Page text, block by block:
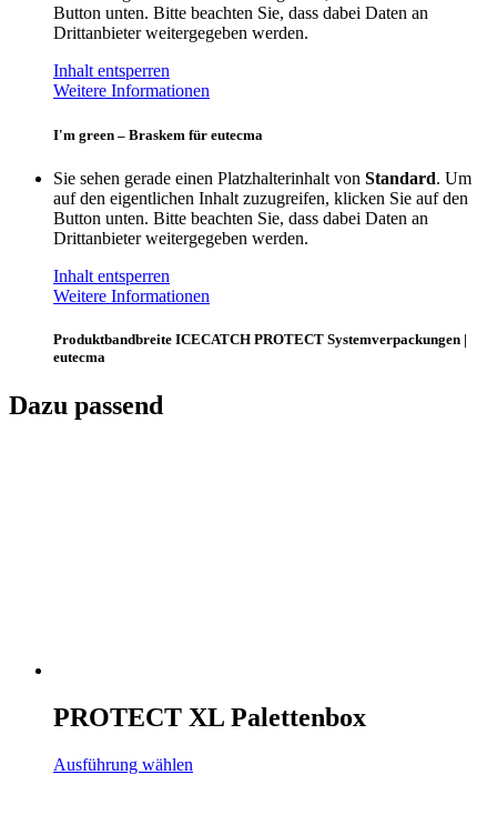
Button unten. Bitte beachten Sie, dass dabei Daten an
Drittanbieter weitergegeben werden.
Inhalt entsperren
Weitere Informationen
I'm green – Braskem für eutecma
Sie sehen gerade einen Platzhalterinhalt von Standard. Um
auf den eigentlichen Inhalt zuzugreifen, klicken Sie auf den
Button unten. Bitte beachten Sie, dass dabei Daten an
Drittanbieter weitergegeben werden.
Inhalt entsperren
Weitere Informationen
Produktbandbreite ICECATCH PROTECT Systemverpackungen |
eutecma
Dazu passend
PROTECT XL Palettenbox
Ausführung wählen